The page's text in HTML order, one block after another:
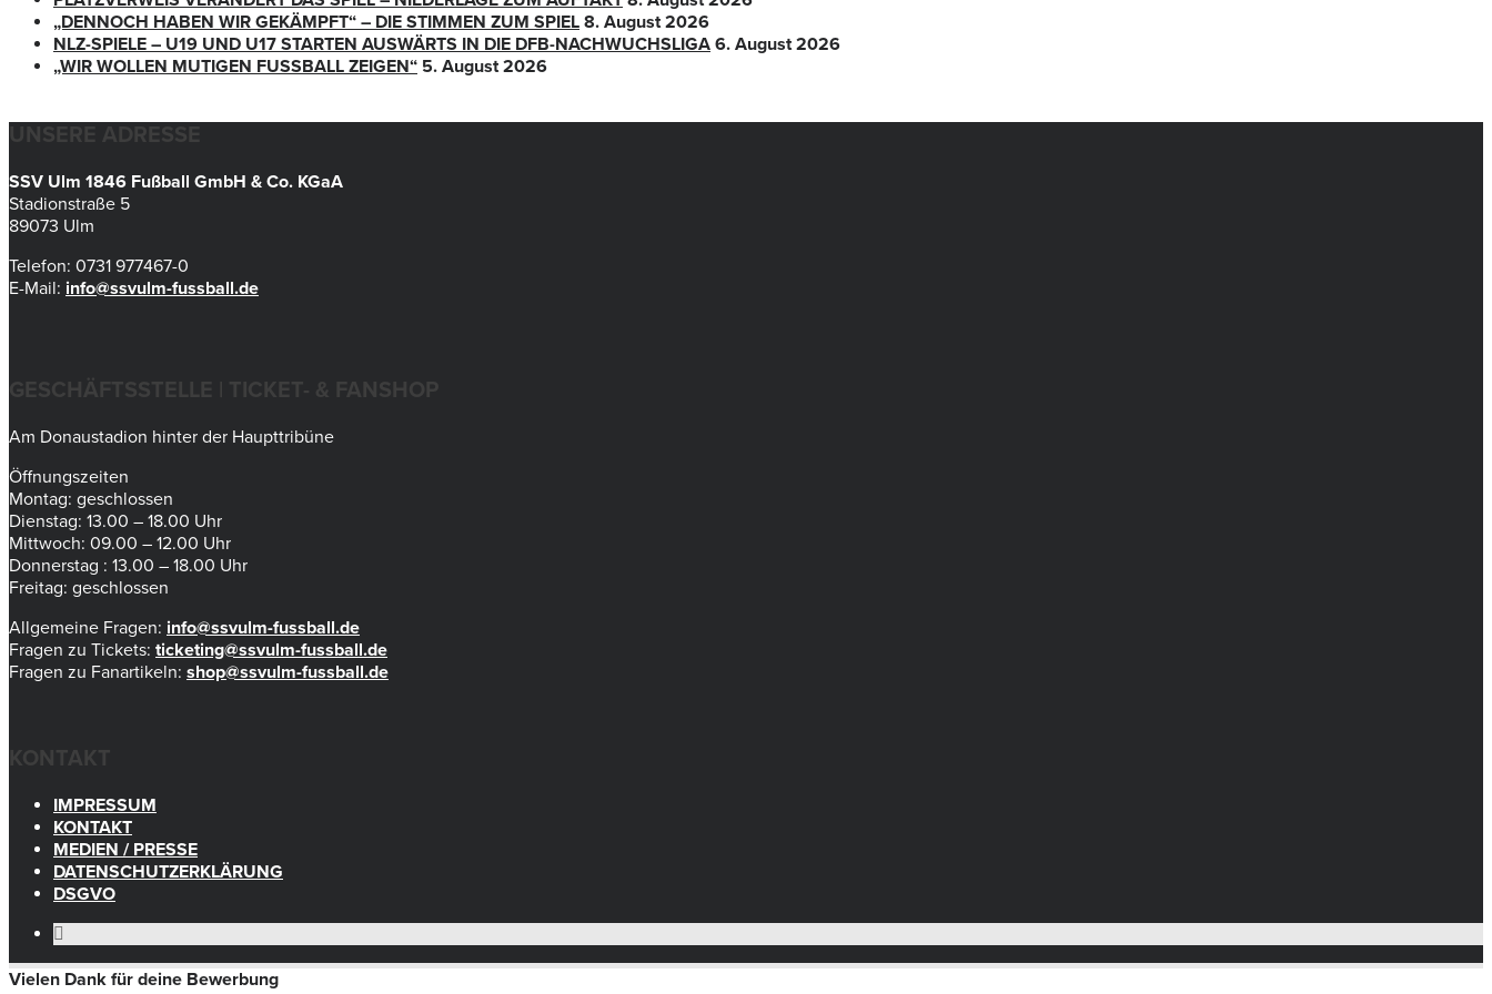
„DENNOCH HABEN WIR GEKÄMPFT“ – DIE STIMMEN ZUM SPIEL 8. August 2026
NLZ-SPIELE – U19 UND U17 STARTEN AUSWÄRTS IN DIE DFB-NACHWUCHSLIGA 6. August 2026
„WIR WOLLEN MUTIGEN FUSSBALL ZEIGEN“
5. August 2026
UNSERE ADRESSE
SSV Ulm 1846 Fußball GmbH & Co. KGaA
Stadionstraße 5
89073 Ulm
Telefon: 0731 977467-0
E-Mail: info@ssvulm-fussball.de
GESCHÄFTSSTELLE | TICKET- & FANSHOP
Am Donaustadion hinter der Haupttribüne
Öffnungszeiten
Montag: geschlossen
Dienstag: 13.00 – 18.00 Uhr
Mittwoch: 09.00 – 12.00 Uhr
Donnerstag : 13.00 – 18.00 Uhr
Freitag: geschlossen
Allgemeine Fragen: info@ssvulm-fussball.de
Fragen zu Tickets: ticketing@ssvulm-fussball.de
Fragen zu Fanartikeln: shop@ssvulm-fussball.de
KONTAKT
IMPRESSUM
KONTAKT
MEDIEN / PRESSE
DATENSCHUTZERKLÄRUNG
DSGVO
Vielen Dank für deine Bewerbung